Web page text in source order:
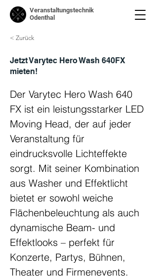
Veranstaltungstechnik
Odenthal
< Zurück
Jetzt Varytec Hero Wash 640FX
mieten!
Der Varytec Hero Wash 640
FX ist ein leistungsstarker LED
Moving Head, der auf jeder
Veranstaltung für
eindrucksvolle Lichteffekte
sorgt. Mit seiner Kombination
aus Washer und Effektlicht
bietet er sowohl weiche
Flächenbeleuchtung als auch
dynamische Beam- und
Effektlooks – perfekt für
Konzerte, Partys, Bühnen,
Theater und Firmenevents.